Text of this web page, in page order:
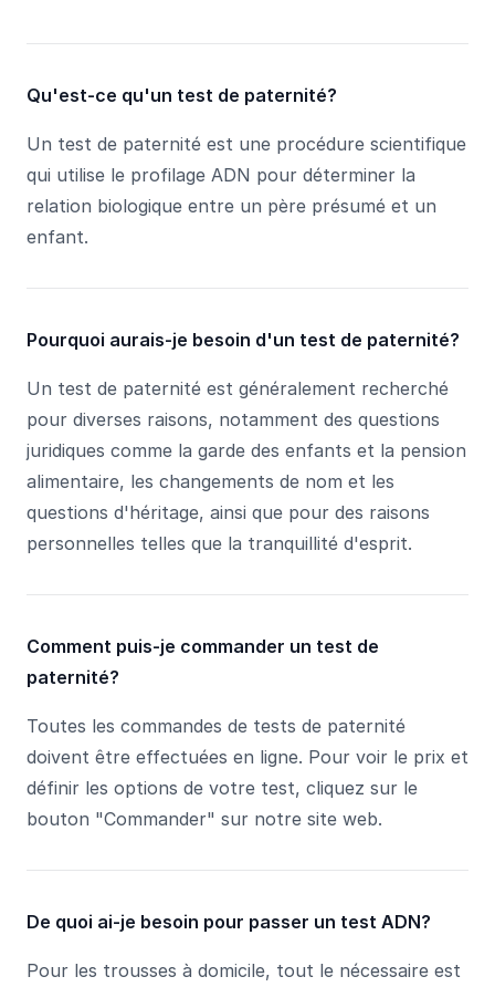
Qu'est-ce qu'un test de paternité?
Un test de paternité est une procédure scientifique
qui utilise le profilage ADN pour déterminer la
relation biologique entre un père présumé et un
enfant.
Pourquoi aurais-je besoin d'un test de paternité?
Un test de paternité est généralement recherché
pour diverses raisons, notamment des questions
juridiques comme la garde des enfants et la pension
alimentaire, les changements de nom et les
questions d'héritage, ainsi que pour des raisons
personnelles telles que la tranquillité d'esprit.
Comment puis-je commander un test de
paternité?
Toutes les commandes de tests de paternité
doivent être effectuées en ligne. Pour voir le prix et
définir les options de votre test, cliquez sur le
bouton "Commander" sur notre site web.
De quoi ai-je besoin pour passer un test ADN?
Pour les trousses à domicile, tout le nécessaire est